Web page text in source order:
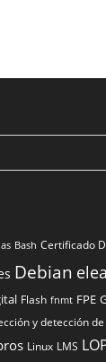
Bash Certificado
Debian
Flash fnmt FPE
y detección
Linux LMS